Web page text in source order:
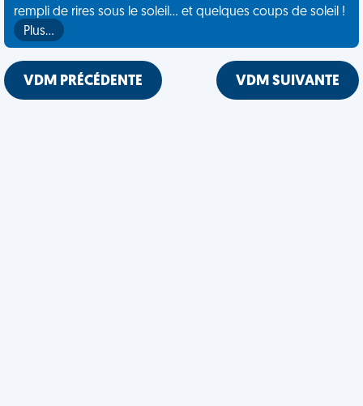
rempli de rires sous le soleil... et quelques coups de soleil !
Plus…
VDM PRÉCÉDENTE VDM SUIVANTE